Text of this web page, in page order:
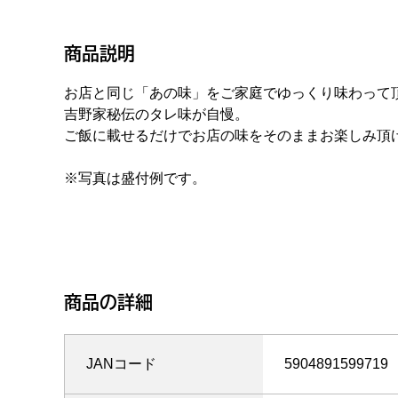
商品説明
お店と同じ「あの味」をご家庭でゆっくり味わって
吉野家秘伝のタレ味が自慢。
ご飯に載せるだけでお店の味をそのままお楽しみ頂
※写真は盛付例です。
商品の詳細
JANコード 5904891599719